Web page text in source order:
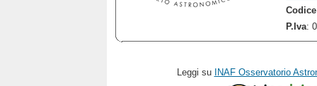
P.Iva:
Leggi su INAF Osservatorio